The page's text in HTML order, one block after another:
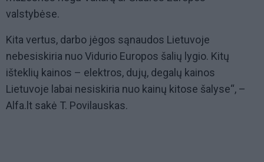
valstybėse.
Kita vertus, darbo jėgos sąnaudos Lietuvoje
nebesiskiria nuo Vidurio Europos šalių lygio. Kitų
išteklių kainos – elektros, dujų, degalų kainos
Lietuvoje labai nesiskiria nuo kainų kitose šalyse“, –
Alfa.lt sakė T. Povilauskas.